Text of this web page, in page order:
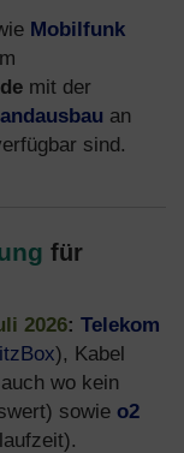
Mobilfunk
mit der
an
sind.
für
2026: Telekom
), Kabel
wo kein
sowie o2